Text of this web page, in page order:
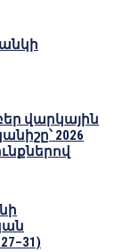
վարկային
2026